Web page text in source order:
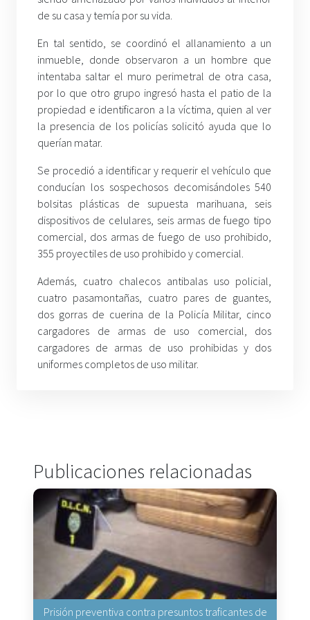
de su casa y temía por su vida.
En tal sentido, se coordinó el allanamiento a un
inmueble, donde observaron a un hombre que
intentaba saltar el muro perimetral de otra casa,
por lo que otro grupo ingresó hasta el patio de la
propiedad e identificaron a la víctima, quien al ver
la presencia de los policías solicitó ayuda que lo
querían matar.
Se procedió a identificar y requerir el vehículo que
conducían los sospechosos decomisándoles 540
bolsitas plásticas de supuesta marihuana, seis
dispositivos de celulares, seis armas de fuego tipo
comercial, dos armas de fuego de uso prohibido,
355 proyectiles de uso prohibido y comercial.
Además, cuatro chalecos antibalas uso policial,
cuatro pasamontañas, cuatro pares de guantes,
dos gorras de cuerina de la Policía Militar, cinco
cargadores de armas de uso comercial, dos
cargadores de armas de uso prohibidas y dos
uniformes completos de uso militar.
Publicaciones relacionadas
Prisión preventiva contra presuntos traficantes de